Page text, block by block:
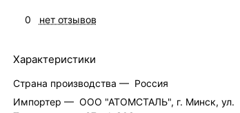
0 нет отзывов
Характеристики
Страна производства — Россия
Импортер — ООО "АТОМСТАЛЬ", г. Минск, ул.